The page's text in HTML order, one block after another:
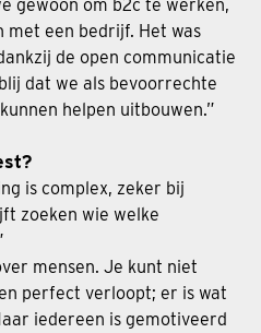
gewoon om b2c te werken,
met een bedrijf. Het was
de open communicatie
dat we als bevoorrechte
helpen uitbouwen.”
is complex, zeker bij
zoeken wie welke
mensen. Je kunt niet
perfect verloopt; er is wat
iedereen is gemotiveerd